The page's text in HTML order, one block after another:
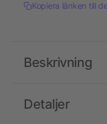
Kopiera länken till
Detaljer
Beskrivning